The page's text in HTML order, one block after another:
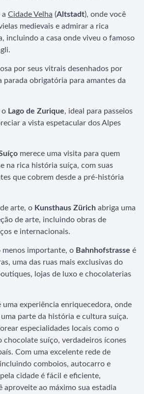
a Cidade Velha (Altstadt), onde você
medievais e admirar a rica
incluindo a casa onde viveu o famoso
por seus vitrais desenhados por
parada obrigatória para amantes da
o Lago de Zurique, ideal para passeios
a vista espetacular dos Alpes
merece uma visita para quem
na rica história suíça, com suas
que cobrem desde a pré-história
arte, o Kunsthaus Zürich abriga uma
de arte, incluindo obras de
e internacionais.
menos importante, o Bahnhofstrasse é
uma das ruas mais exclusivas do
lojas de luxo e chocolaterias
uma experiência enriquecedora, onde
parte da história e cultura suíça.
especialidades locais como o
chocolate suíço, verdadeiros ícones
Com uma excelente rede de
comboios, autocarro e
cidade é fácil e eficiente,
aproveite ao máximo sua estadia